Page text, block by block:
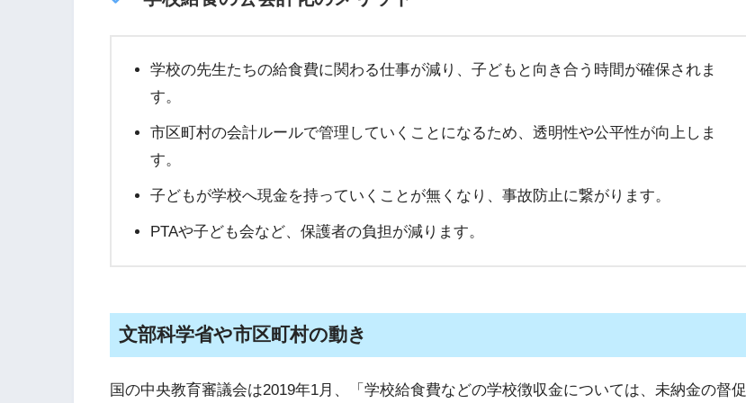
学校の先生たちの給食費に関わる仕事が減り、子どもと向き合う時間が確保されま
す。
市区町村の会計ルールで管理していくことになるため、透明性や公平性が向上しま
す。
子どもが学校へ現金を持っていくことが無くなり、事故防止に繋がります。
PTAや子ども会など、保護者の負担が減ります。
文部科学省や市区町村の動き
国の中央教育審議会は2019年1月、「学校給食費などの学校徴収金については、未納金の督促